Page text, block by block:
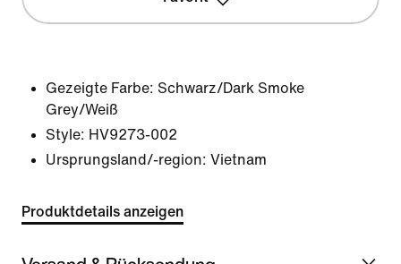
Gezeigte Farbe: Schwarz/Dark Smoke
Grey/Weiß
Style: HV9273-002
Ursprungsland/-region: Vietnam
Produktdetails anzeigen